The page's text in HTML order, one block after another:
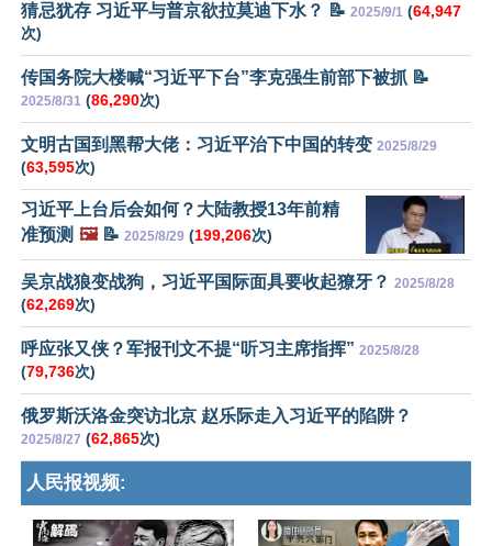
猜忌犹存 习近平与普京欲拉莫迪下水？ 📝 2025/9/1 (64,947
次)
传国务院大楼喊“习近平下台”李克强生前部下被抓 📝
2025/8/31 (86,290次)
文明古国到黑帮大佬：习近平治下中国的转变 2025/8/29
(63,595次)
习近平上台后会如何？大陆教授13年前精
准预测 🖼️📝 2025/8/29 (199,206次)
吴京战狼变战狗，习近平国际面具要收起獠牙？ 2025/8/28
(62,269次)
呼应张又侠？军报刊文不提“听习主席指挥” 2025/8/28
(79,736次)
俄罗斯沃洛金突访北京 赵乐际走入习近平的陷阱？
2025/8/27 (62,865次)
人民报视频: